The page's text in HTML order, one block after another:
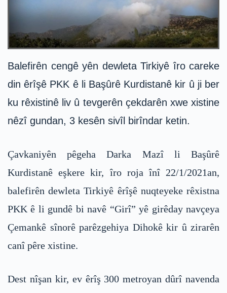
Balefirên cengê yên dewleta Tirkiyê îro careke
din êrîşê PKK ê li Başûrê Kurdistanê kir û ji ber
ku rêxistinê liv û tevgerên çekdarên xwe xistine
nêzî gundan, 3 kesên sivîl birîndar ketin.
Çavkaniyên pêgeha Darka Mazî li Başûrê
Kurdistanê eşkere kir, îro roja înî 22/1/2021an,
balefirên dewleta Tirkiyê êrîşê nuqteyeke rêxistna
PKK ê li gundê bi navê “Girî” yê girêday navçeya
Çemankê sînorê parêzgehiya Dihokê kir û zirarên
canî pêre xistine.
Dest nîşan kir, ev êrîş 300 metroyan dûrî navenda